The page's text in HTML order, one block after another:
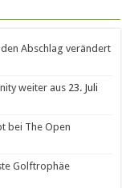
Abschlag verändert
weiter aus 23. Juli
bei The Open
Golftrophäe